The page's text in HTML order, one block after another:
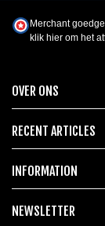
OVER ONS
RECENT ARTICLES
INFORMATION
NEWSLETTER
Merchant
klik hier om het